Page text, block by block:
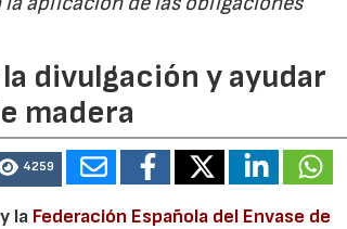
divulgación y ayudar
madera
4259
la Federación Española del Envase de